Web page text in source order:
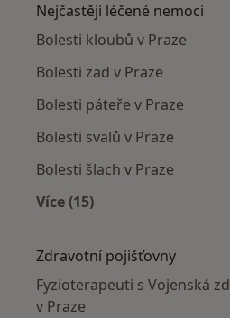
Nejčastěji léčené nemoci
Bolesti kloubů v Praze
Bolesti zad v Praze
Bolesti páteře v Praze
Bolesti svalů v Praze
Bolesti šlach v Praze
Více (15)
Zdravotní pojišťovny
Fyzioterapeuti s Vojenská
v Praze